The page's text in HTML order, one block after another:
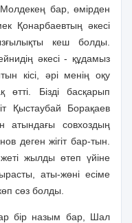
бар, өмiрден
Қонарбаевтың әкесi
кеш болды.
әкесi - құдамыз
кiсi, әрi менiң оқу
өттi. Бiздi басқарып
Қыстаубай Борақаев
атындағы совхоздың
деген жiгiт бар-тын.
жылды өтеп үйiне
аты-жөнi есiме
сөз болды.
бiр назым бар, Шал